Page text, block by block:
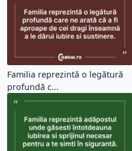
Familia reprezintă o legătură
profundă c...